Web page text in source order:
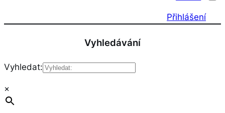
Přihlášení
Vyhledávání
Vyhledat:
×